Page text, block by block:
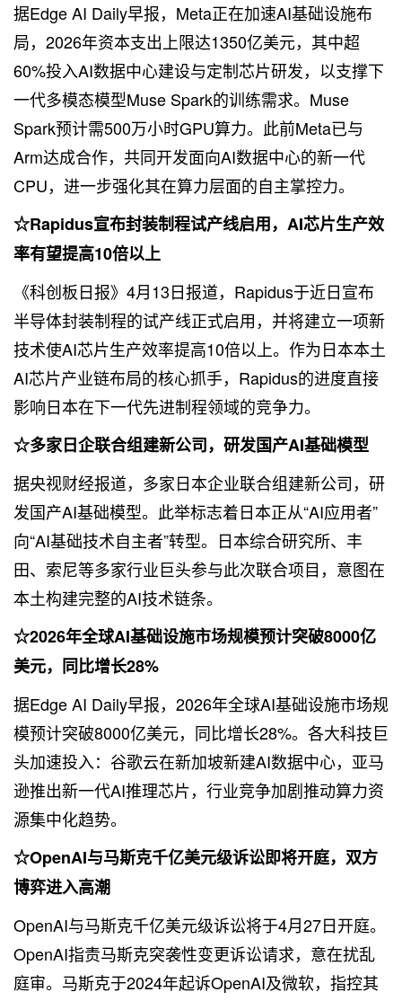
据Edge AI Daily早报，Meta正在加速AI基础设施布
局，2026年资本支出上限达1350亿美元，其中超
60%投入AI数据中心建设与定制芯片研发，以支撑下
一代多模态模型Muse Spark的训练需求。Muse
Spark预计需500万小时GPU算力。此前Meta已与
Arm达成合作，共同开发面向AI数据中心的新一代
CPU，进一步强化其在算力层面的自主掌控力。
☆Rapidus宣布封装制程试产线启用，AI芯片生产效
率有望提高10倍以上
《科创板日报》4月13日报道，Rapidus于近日宣布
半导体封装制程的试产线正式启用，并将建立一项新
技术使AI芯片生产效率提高10倍以上。作为日本本土
AI芯片产业链布局的核心抓手，Rapidus的进度直接
影响日本在下一代先进制程领域的竞争力。
☆多家日企联合组建新公司，研发国产AI基础模型
据央视财经报道，多家日本企业联合组建新公司，研
发国产AI基础模型。此举标志着日本正从“AI应用者”
向“AI基础技术自主者”转型。日本综合研究所、丰
田、索尼等多家行业巨头参与此次联合项目，意图在
本土构建完整的AI技术链条。
☆2026年全球AI基础设施市场规模预计突破8000亿
美元，同比增长28%
据Edge AI Daily早报，2026年全球AI基础设施市场规
模预计突破8000亿美元，同比增长28%。各大科技巨
头加速投入：谷歌云在新加坡新建AI数据中心，亚马
逊推出新一代AI推理芯片，行业竞争加剧推动算力资
源集中化趋势。
☆OpenAI与马斯克千亿美元级诉讼即将开庭，双方
博弈进入高潮
OpenAI与马斯克千亿美元级诉讼将于4月27日开庭。
OpenAI指责马斯克突袭性变更诉讼请求，意在扰乱
庭审。马斯克于2024年起诉OpenAI及微软，指控其